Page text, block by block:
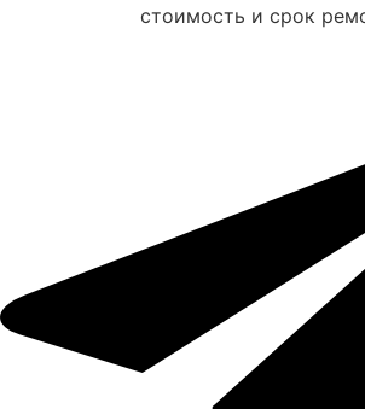
стоимость и срок